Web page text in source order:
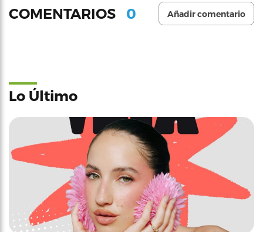
COMENTARIOS 0 Añadir comentario
Lo Último